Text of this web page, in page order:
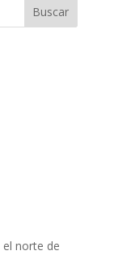
el norte de